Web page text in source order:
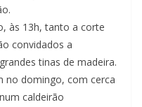
às 13h, tanto a corte
convidados a
tinas de madeira.
no domingo, com cerca
caldeirão